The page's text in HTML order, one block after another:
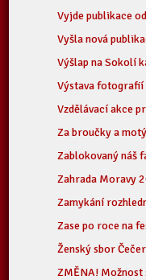
Vyjde publikace
Vyšla nová
Výšlap na Sokolí
Výstava fotografií
Vzdělávací akce
Za broučky a
Zablokovaný náš
Zahrada Moravy
Zamykání
Zase po roce na
Ženský sbor
ZMĚNA! Možnost